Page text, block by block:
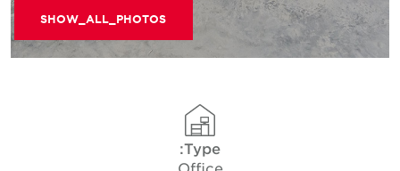
SHOW_ALL_PHOTOS
Type:
Office